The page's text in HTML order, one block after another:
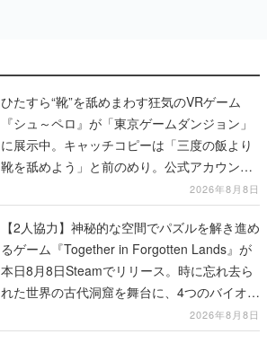
ひたすら“靴”を舐めまわす狂気のVRゲーム
『シュ～ペロ』が「東京ゲームダンジョン」
に展示中。キャッチコピーは「三度の飯より
靴を舐めよう」と前のめり。公式アカウント
も開設され、2026年リリースに向けて開発中
2026年8月8日
【2人協力】神秘的な空間でパズルを解き進め
るゲーム『Together in Forgotten Lands』が
本日8月8日Steamでリリース。時に忘れ去ら
れた世界の古代洞窟を舞台に、4つのバイオー
2026年8月8日